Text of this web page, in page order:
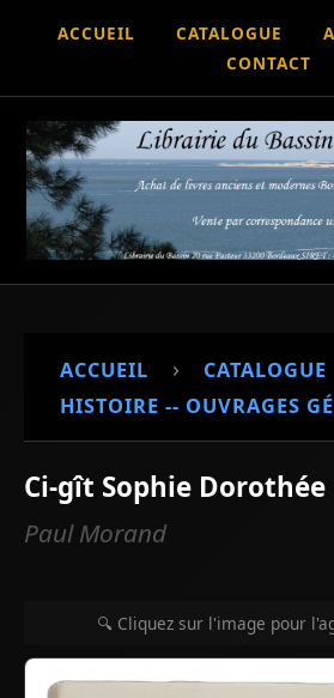
ACCUEIL CATALOGUE
CONTACT
ACCUEIL › CATALOGUE
HISTOIRE -- OUVRAGES
Ci-gît Sophie Dorothée
Paul Morand
🔍 Cliquez sur l'image pour